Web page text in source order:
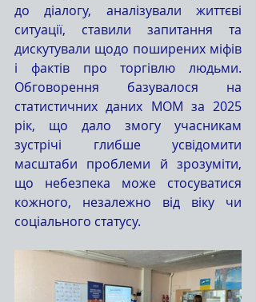
до діалогу, аналізували життєві
ситуації, ставили запитання та
дискутували щодо поширених міфів
і фактів про торгівлю людьми.
Обговорення базувалося на
статистичних даних МОМ за 2025
рік, що дало змогу учасникам
зустрічі глибше усвідомити
масштаби проблеми й зрозуміти,
що небезпека може стосуватися
кожного, незалежно від віку чи
соціального статусу.